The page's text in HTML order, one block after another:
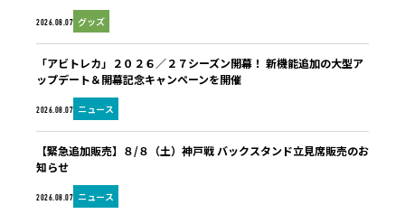
2026.08.07 グッズ
2026.08.07 ニュース
「アビトレカ」２０２６／２７シーズン開幕！ 新機能追加の大型ア
ップデート＆開幕記念キャンペーンを開催
2026.08.07 ニュース
【緊急追加販売】８/８（土）神戸戦 バックスタンド立見席販売のお
知らせ